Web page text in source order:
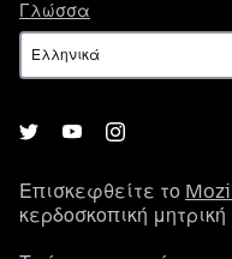
Γλώσσα
Επισκεφθείτε το
κερδοσκοπική μητρική